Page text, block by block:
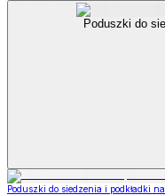
Poduszki do
Poduszki do siedzenia i podkładki na